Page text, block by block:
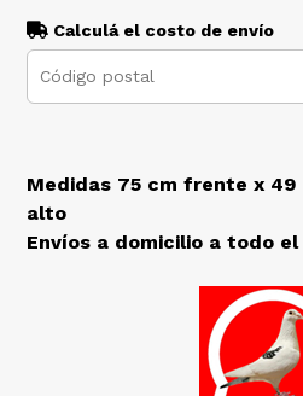
Calculá el costo de envío
Medidas 75 cm frente x
alto
Envíos a domicilio a todo el